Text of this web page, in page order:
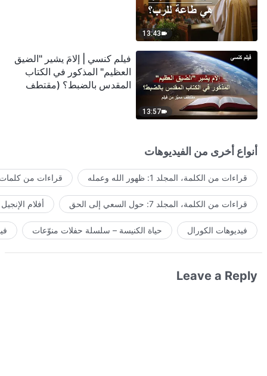
13:43
13:57
فيلم كنسي | إلامَ يشير "الضيق
العظيم" المذكور في الكتاب
المقدس بالضبط؟ (مقتطف
أنواع أخرى من الفيديوهات
قراءات من الكلمة، المجلد 1: ظهور الله وعمله قراءات من كلمات
قراءات من الكلمة، المجلد 7: حول السعي إلى الحق أفلام الإنجيل
فيديوهات الكورال حياة الكنيسة – سلسلة حفلات منوّعات
Leave a Reply